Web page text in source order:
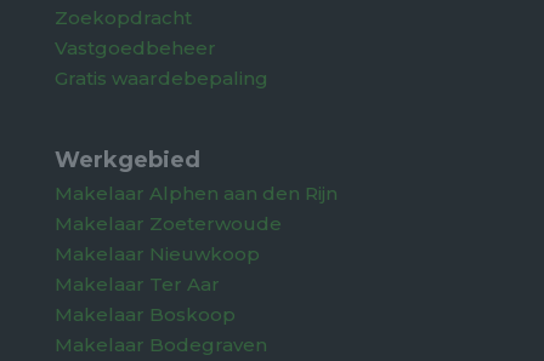
Zoekopdracht
Vastgoedbeheer
Gratis waardebepaling
Werkgebied
Makelaar Alphen aan den Rijn
Makelaar Zoeterwoude
Makelaar Nieuwkoop
Makelaar Ter Aar
Makelaar Boskoop
Makelaar Bodegraven